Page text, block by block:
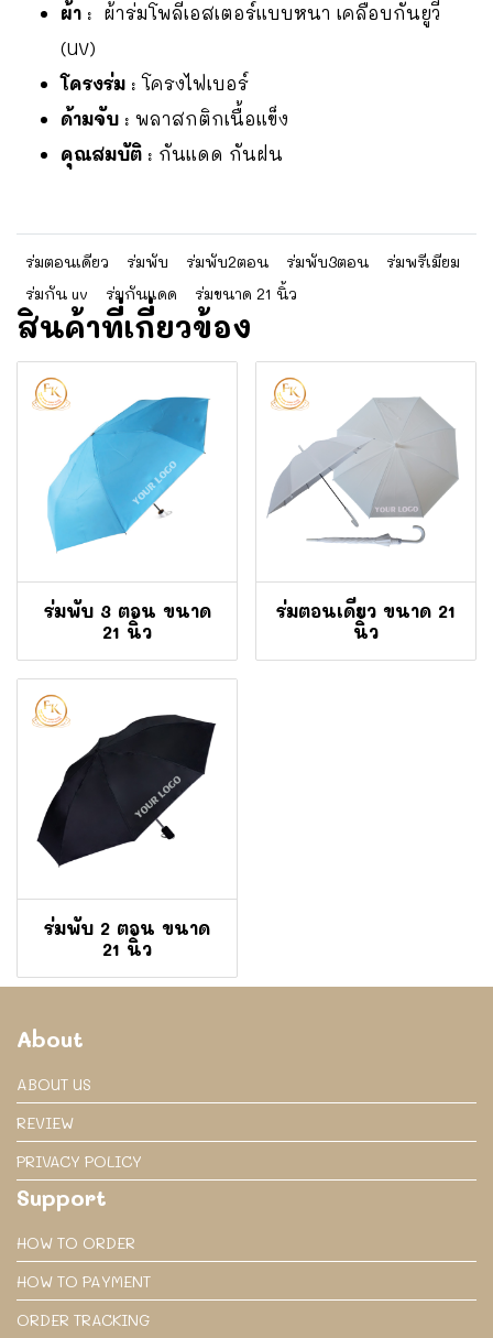
ผ้า : ผ้าร่มโพลีเอสเตอร์แบบหนา เคลือบกันยูวี
(UV)
โครงร่ม : โครงไฟเบอร์
ด้ามจับ : พลาสกติกเนื้อแข็ง
คุณสมบัติ : กันแดด กันฝน
ร่มตอนเดียว ร่มพับ ร่มพับ2ตอน ร่มพับ3ตอน
ร่มพรีเมียม
ร่มกัน uv
ร่มกันแดด ร่มขนาด 21 นิ้ว
สินค้าที่เกี่ยวข้อง
ร่มพับ 3 ตอน ขนาด
21 นิ้ว
ร่มตอนเดียว ขนาด 21
นิ้ว
ร่มพับ 2 ตอน ขนาด
21 นิ้ว
About
ABOUT US
REVIEW
PRIVACY POLICY
Support
HOW TO ORDER
HOW TO PAYMENT
ORDER TRACKING